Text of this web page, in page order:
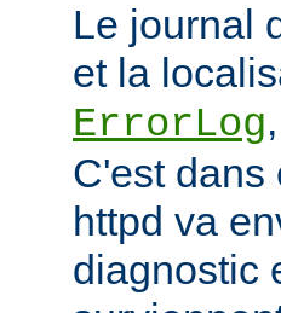
Le journal
et la
ErrorLog
C'est dans
httpd va
diagnostic